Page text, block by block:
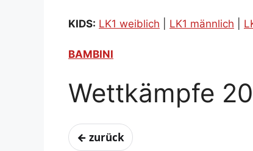
KIDS: LK1 weiblich LK1 männlich
BAMBINI
Wettkämpfe
← zurück